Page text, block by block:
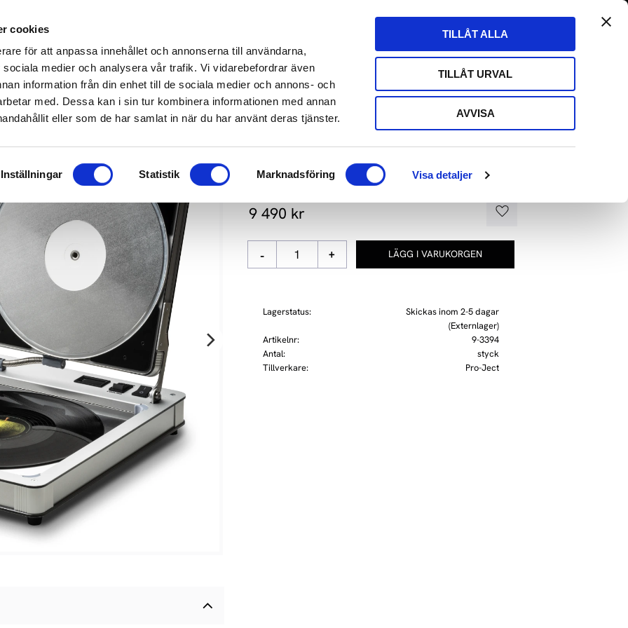
cookies
för att anpassa innehållet och annonserna till användarna,
medier och analysera vår trafik. Vi vidarebefordrar även
information från din enhet till de sociala medier och annons- och
med. Dessa kan i sin tur kombinera informationen med annan
eller som de har samlat in när du har använt deras tjänster.
Inställningar Statistik Marknadsföring Visa detaljer
TILLÅT ALLA
TILLÅT URVAL
AVVISA
Favoriter
Kundvagn
SKIVSPELARE STEREO HEMMABIO HÖGTALARE HIFI HÖRLURAR HIFI KABLAR EVENT
Systems
PRO-JECT FLATTEN IT
Ge nytt liv i dina vinylskivor
9 490 kr
+
-
Lägg till i favoriter
Lagerstatus
Skickas inom 2-5 dagar
(Externlager)
Artikelnr
9-3394
Antal
styck
Tillverkare
Pro-Ject